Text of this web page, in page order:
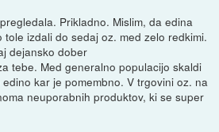
Prikladno. Mislim, da edina
tole izdali do sedaj oz. med zelo redkimi.
dejansko dober
tebe. Med generalno populacijo skaldi
kar je pomembno. V trgovini oz. na
neuporabnih produktov, ki se super